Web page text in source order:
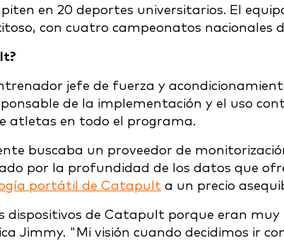
en 20 deportes universitarios. El
con cuatro campeonatos nacionales
jefe de fuerza y
de la implementación y el uso
atletas en todo el programa.
buscaba un proveedor de
por la profundidad de los datos que
portátil de Catapult a un precio
dispositivos de Catapult porque eran
Jimmy. "Mi visión cuando decidimos ir